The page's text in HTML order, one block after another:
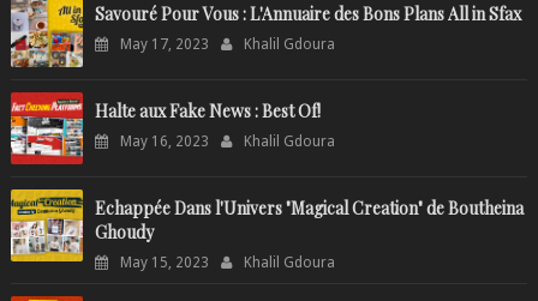
Savouré Pour Vous : L'Annuaire des Bons Plans All in Sfax
May 17, 2023 Khalil Gdoura
Halte aux Fake News : Best Of!
May 16, 2023 Khalil Gdoura
Echappée Dans l'Univers "Magical Creation" de Boutheina
Ghoudy
May 15, 2023 Khalil Gdoura